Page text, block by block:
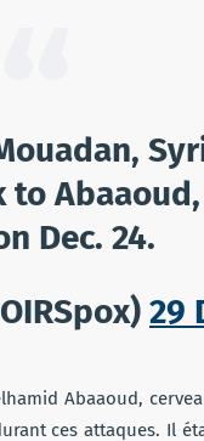
Dec. 24.
29
Abaaoud,
ces attaques. Il